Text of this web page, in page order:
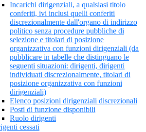
Incarichi dirigenziali, a qualsiasi titolo
conferiti, ivi inclusi quelli conferiti
discrezionalmente dall'organo di indirizzo
politico senza procedure pubbliche di
selezione e titolari di posizione
organizzativa con funzioni dirigenziali (da
pubblicare in tabelle che distinguano le
seguenti situazioni: dirigenti, dirigenti
individuati discrezionalmente, titolari di
posizione organizzativa con funzioni
dirigenziali)
Elenco posizioni dirigenziali discrezionali
Posti di funzione disponibili
Ruolo dirigenti
cessati